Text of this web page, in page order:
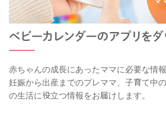
赤ちゃんの成長にあったママに必要な情
妊娠から出産までのプレママ、子育て中
の生活に役立つ情報をお届けします。